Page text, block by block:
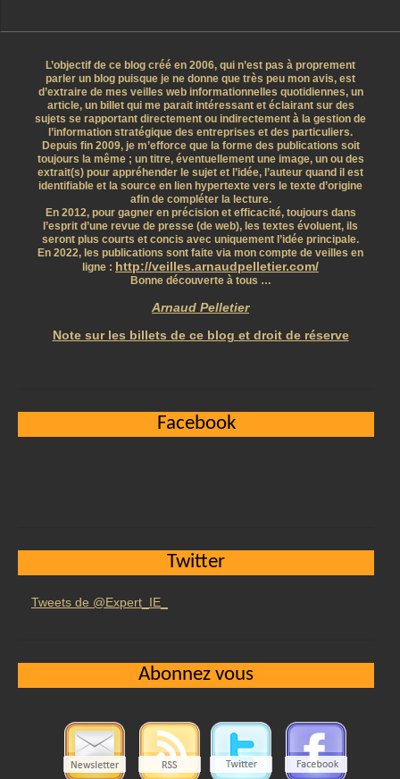
L’objectif de ce blog créé en 2006, qui n’est pas à proprement
parler un blog puisque je ne donne que très peu mon avis, est
d’extraire de mes veilles web informationnelles quotidiennes, un
article, un billet qui me parait intéressant et éclairant sur des
sujets se rapportant directement ou indirectement à la gestion de
l’information stratégique des entreprises et des particuliers.
Depuis fin 2009, je m’efforce que la forme des publications soit
toujours la même ; un titre, éventuellement une image, un ou des
extrait(s) pour appréhender le sujet et l’idée, l’auteur quand il est
identifiable et la source en lien hypertexte vers le texte d’origine
afin de compléter la lecture.
En 2012, pour gagner en précision et efficacité, toujours dans
l’esprit d’une revue de presse (de web), les textes évoluent, ils
seront plus courts et concis avec uniquement l’idée principale.
En 2022, les publications sont faite via mon compte de veilles en
ligne : http://veilles.arnaudpelletier.com/
Bonne découverte à tous …
Arnaud Pelletier
Note sur les billets de ce blog et droit de réserve
Facebook
Twitter
Tweets de @Expert_IE_
Abonnez vous